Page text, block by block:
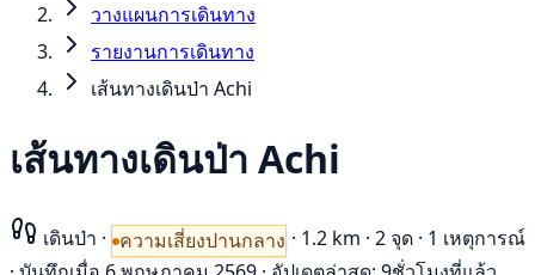
วางแผนการเดินทาง
รายงานการเดินทาง
เส้นทางเดินป่า Achi
เส้นทางเดินป่า Achi
เดินป่า · ความเสี่ยงปานกลาง · 1.2 km · 2 จุด · 1 เหตุการณ์